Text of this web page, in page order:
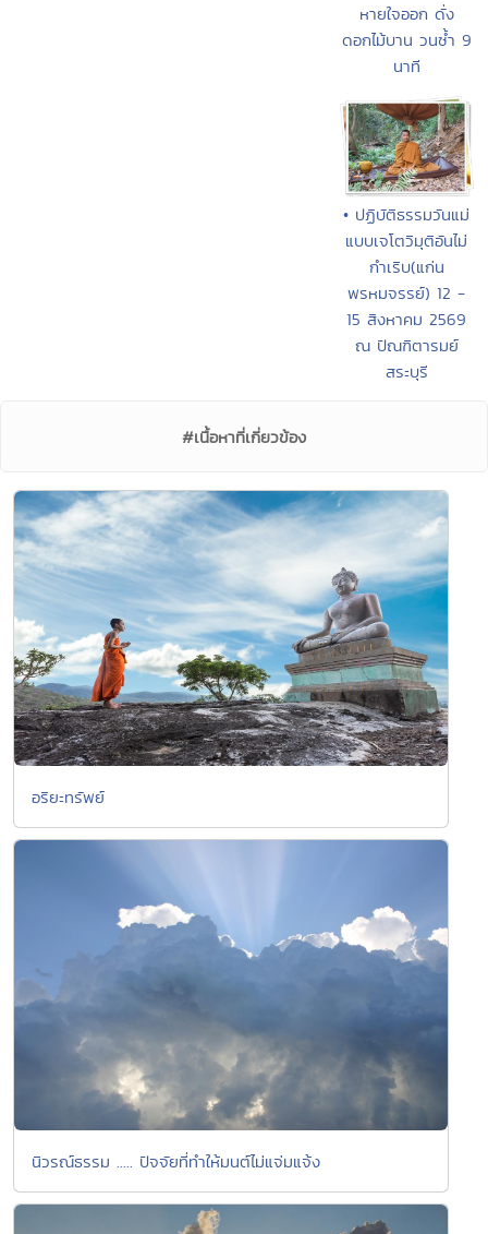
หายใจออก ดั่ง
ดอกไม้บาน วนซ้ำ 9
นาที
• ปฏิบัติธรรมวันแม่
แบบเจโตวิมุติอันไม่
กำเริบ(แก่น
พรหมจรรย์) 12 -
15 สิงหาคม 2569
ณ ปัณฑิตารมย์
สระบุรี
#เนื้อหาที่เกี่ยวข้อง
อริยะทรัพย์
นิวรณ์ธรรม ..... ปัจจัยที่ทำให้มนต์ไม่แจ่มแจ้ง